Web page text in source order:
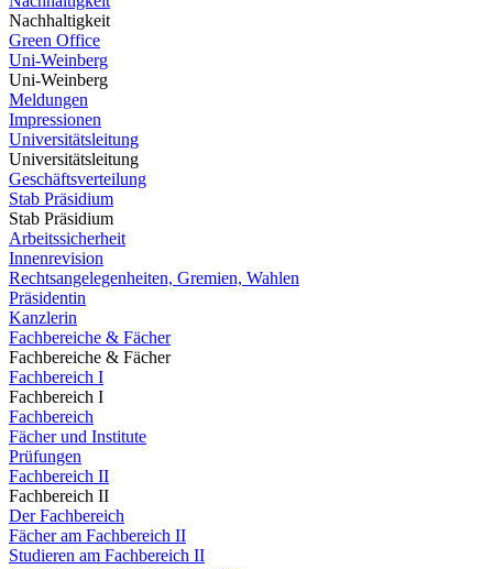
Nachhaltigkeit
Green Office
Uni-Weinberg
Uni-Weinberg
Meldungen
Impressionen
Universitätsleitung
Universitätsleitung
Geschäftsverteilung
Stab Präsidium
Stab Präsidium
Arbeitssicherheit
Innenrevision
Rechtsangelegenheiten, Gremien, Wahlen
Präsidentin
Kanzlerin
Fachbereiche & Fächer
Fachbereiche & Fächer
Fachbereich I
Fachbereich I
Fachbereich
Fächer und Institute
Prüfungen
Fachbereich II
Fachbereich II
Der Fachbereich
Fächer am Fachbereich II
Studieren am Fachbereich II